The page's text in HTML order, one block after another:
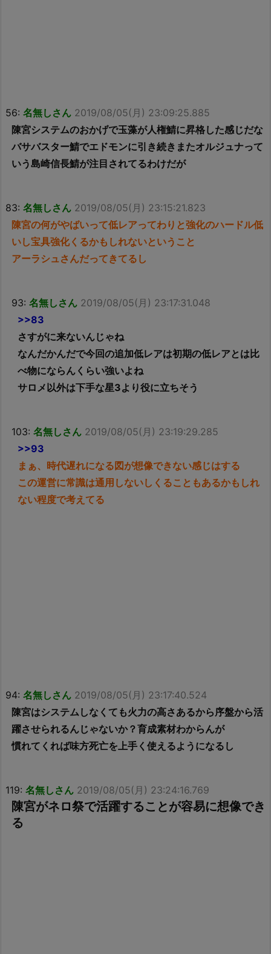
56: 名無しさん 2019/08/05(月) 23:09:25.885
陳宮システムのおかげで玉藻が人権鯖に昇格した感じだな
バサバスター鯖でエドモンに引き続きまたオルジュナって
いう島崎信長鯖が注目されてるわけだが
83: 名無しさん 2019/08/05(月) 23:15:21.823
陳宮の何がやばいって低レアってわりと強化のハードル低
いし宝具強化くるかもしれないということ
アーラシュさんだってきてるし
93: 名無しさん 2019/08/05(月) 23:17:31.048
>>83
さすがに来ないんじゃね
なんだかんだで今回の追加低レアは初期の低レアとは比
べ物にならんくらい強いよね
サロメ以外は下手な星3より役に立ちそう
103: 名無しさん 2019/08/05(月) 23:19:29.285
>>93
まぁ、時代遅れになる図が想像できない感じはする
この運営に常識は通用しないしくることもあるかもしれ
ない程度で考えてる
94: 名無しさん 2019/08/05(月) 23:17:40.524
陳宮はシステムしなくても火力の高さあるから序盤から活
躍させられるんじゃないか？育成素材わからんが
慣れてくれば味方死亡を上手く使えるようになるし
119: 名無しさん 2019/08/05(月) 23:24:16.769
陳宮がネロ祭で活躍することが容易に想像でき
る